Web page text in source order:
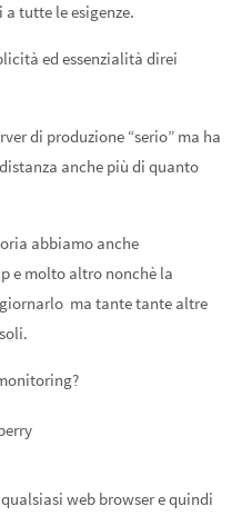
tutte le esigenze.
ed essenzialità direi
di produzione “serio” ma ha
anche più di quanto
abbiamo anche
e molto altro nonchè la
ma tante tante altre
web browser e quindi